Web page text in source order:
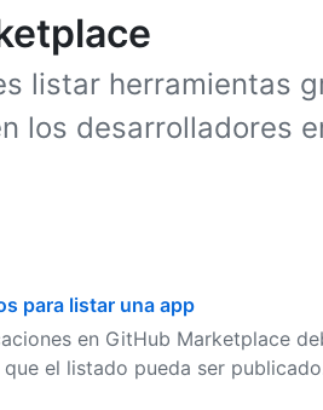
listar herramientas
los desarrolladores
para listar una app
en GitHub Marketplace
que el listado pueda ser